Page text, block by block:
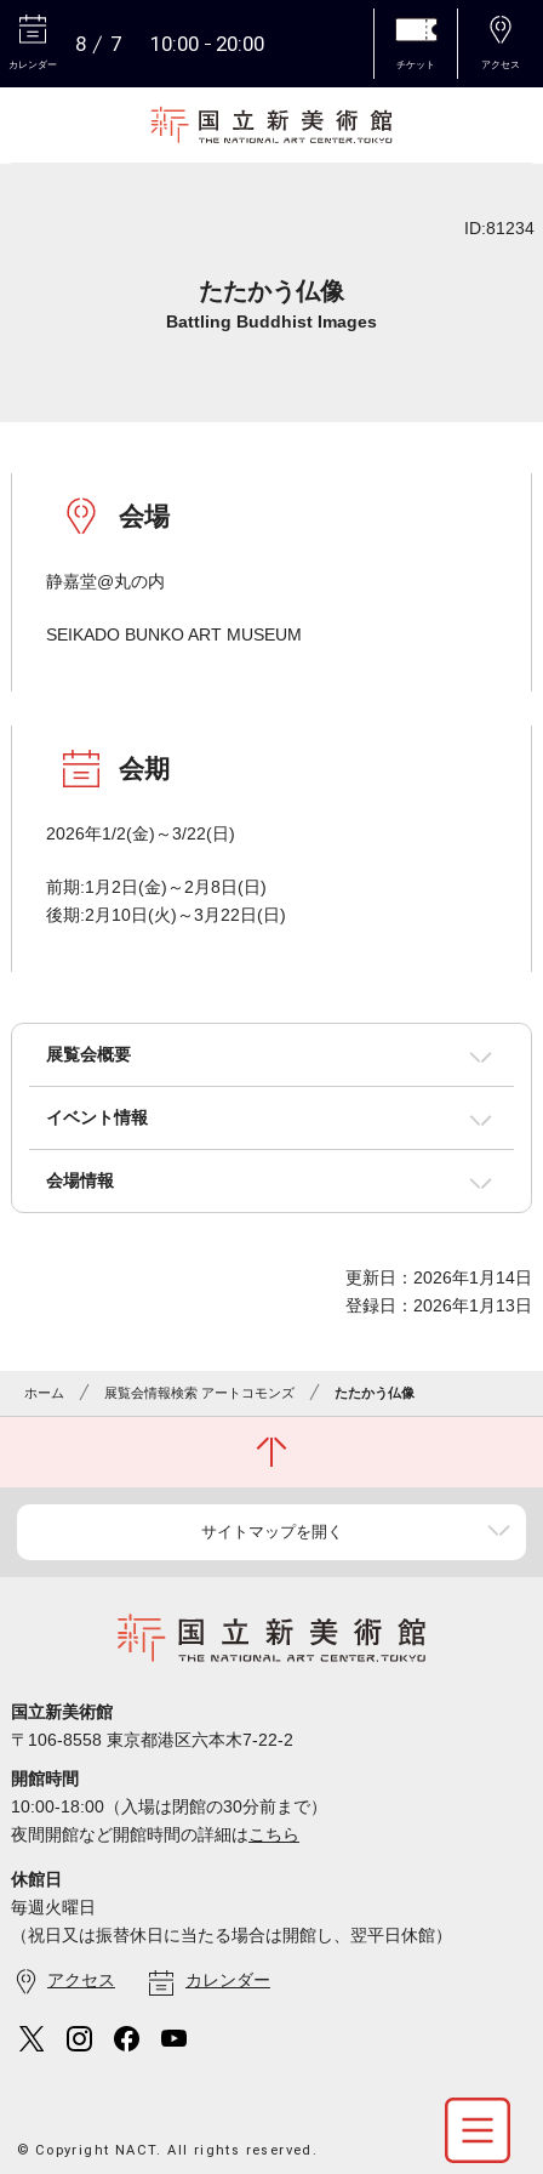
カレンダー
8 7 10:00 20:00
チケット アクセス
ID:81234
たたかう仏像
Battling Buddhist Images
会場
静嘉堂@丸の内
SEIKADO BUNKO ART MUSEUM
会期
2026年1/2(金)～3/22(日)
前期:1月2日(金)～2月8日(日)
後期:2月10日(火)～3月22日(日)
展覧会概要
イベント情報
会場情報
更新日：2026年1月14日
登録日：2026年1月13日
ホーム 展覧会情報検索 アートコモンズ たたかう仏像
サイトマップを開く
国立新美術館
〒106-8558 東京都港区六本木7-22-2
開館時間
10:00-18:00（入場は閉館の30分前まで）
夜間開館など開館時間の詳細はこちら
休館日
毎週火曜日
（祝日又は振替休日に当たる場合は開館し、翌平日休館）
アクセス カレンダー
© Copyright NACT. All rights reserved.